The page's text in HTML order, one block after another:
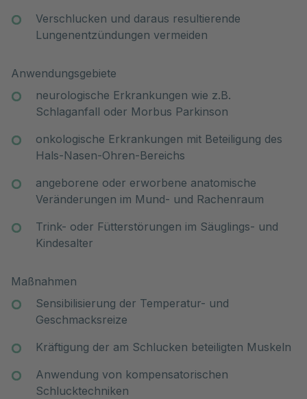
Verschlucken und daraus resultierende
Lungenentzündungen vermeiden
Anwendungsgebiete
neurologische Erkrankungen wie z.B.
Schlaganfall oder Morbus Parkinson
onkologische Erkrankungen mit Beteiligung des
Hals-Nasen-Ohren-Bereichs
angeborene oder erworbene anatomische
Veränderungen im Mund- und Rachenraum
Trink- oder Fütterstörungen im Säuglings- und
Kindesalter
Maßnahmen
Sensibilisierung der Temperatur- und
Geschmacksreize
Kräftigung der am Schlucken beteiligten Muskeln
Anwendung von kompensatorischen
Schlucktechniken